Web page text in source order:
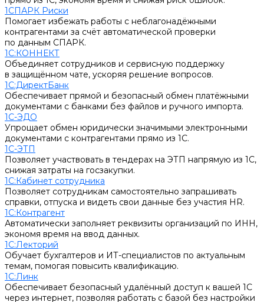
1СПАРК Риски
Помогает избежать работы с неблагонадёжными
контрагентами за счёт автоматической проверки
по данным СПАРК.
1С:КОННЕКТ
Объединяет сотрудников и сервисную поддержку
в защищённом чате, ускоряя решение вопросов.
1С:ДиректБанк
Обеспечивает прямой и безопасный обмен платёжными
документами с банками без файлов и ручного импорта.
1С-ЭДО
Упрощает обмен юридически значимыми электронными
документами с контрагентами прямо из 1С.
1С-ЭТП
Позволяет участвовать в тендерах на ЭТП напрямую из 1С,
снижая затраты на госзакупки.
1С:Кабинет сотрудника
Позволяет сотрудникам самостоятельно запрашивать
справки, отпуска и видеть свои данные без участия HR.
1С:Контрагент
Автоматически заполняет реквизиты организаций по ИНН,
экономя время на ввод данных.
1С:Лекторий
Обучает бухгалтеров и ИТ-специалистов по актуальным
темам, помогая повысить квалификацию.
1С:Линк
Обеспечивает безопасный удалённый доступ к вашей 1С
через интернет, позволяя работать с базой без настройки